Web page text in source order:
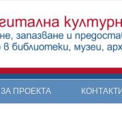
ЗА ПРОЕКТА КОНТАКТИ